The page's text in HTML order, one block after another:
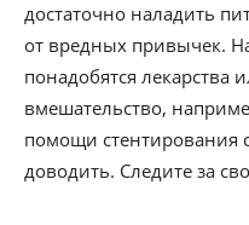
достаточно наладить
от вредных привычек.
понадобятся лекарства
вмешательство,
помощи стентирования
доводить. Следите за